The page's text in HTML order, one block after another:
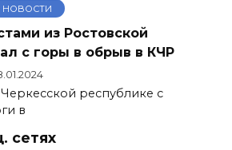
НОВОСТИ
из Ростовской
с горы в обрыв в КЧР
республике с
в
сетях